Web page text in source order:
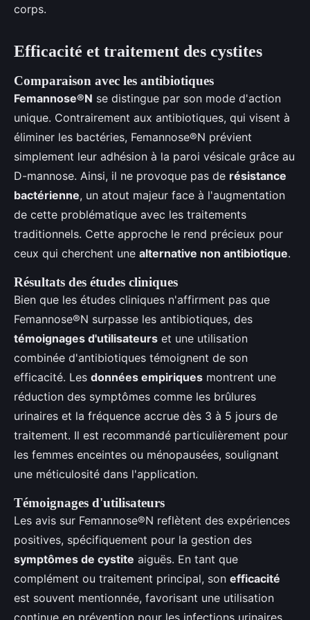
corps.
Efficacité et traitement des cystites
Comparaison avec les antibiotiques
Femannose®N se distingue par son mode d'action
unique. Contrairement aux antibiotiques, qui visent à
éliminer les bactéries, Femannose®N prévient
simplement leur adhésion à la paroi vésicale grâce au
D-mannose. Ainsi, il ne provoque pas de résistance
bactérienne, un atout majeur face à l'augmentation
de cette problématique avec les traitements
traditionnels. Cette approche le rend précieux pour
ceux qui cherchent une alternative non antibiotique.
Résultats des études cliniques
Bien que les études cliniques n'affirment pas que
Femannose®N surpasse les antibiotiques, des
témoignages d'utilisateurs et une utilisation
combinée d'antibiotiques témoignent de son
efficacité. Les données empiriques montrent une
réduction des symptômes comme les brûlures
urinaires et la fréquence accrue dès 3 à 5 jours de
traitement. Il est recommandé particulièrement pour
les femmes enceintes ou ménopausées, soulignant
une méticulosité dans l'application.
Témoignages d'utilisateurs
Les avis sur Femannose®N reflètent des expériences
positives, spécifiquement pour la gestion des
symptômes de cystite aiguës. En tant que
complément ou traitement principal, son efficacité
est souvent mentionnée, favorisant une utilisation